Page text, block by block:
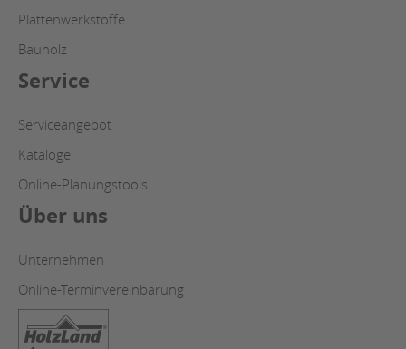
Plattenwerkstoffe
Bauholz
Service
Serviceangebot
Kataloge
Online-Planungstools
Über uns
Unternehmen
Online-Terminvereinbarung